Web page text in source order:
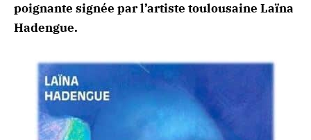
poignante signée par l’artiste toulousaine Laïna
Hadengue.